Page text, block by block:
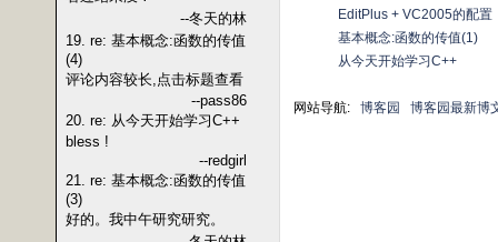
--冬天的林
19. re: 基本概念:函数的传值
(4)
评论内容较长,点击标题查看
--pass86
20. re: 从今天开始学习C++
bless !
--redgirl
21. re: 基本概念:函数的传值
(3)
好的。我中午研究研究。
EditPlus + VC2005的配置
基本概念:函数的传值(1)
从今天开始学习C++
网站导航: 博客园 博客园最新博